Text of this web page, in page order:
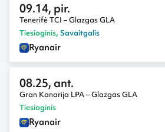
09.14, pir.
Tenerifė TCI – Glazgas GLA
Tiesioginis, Savaitgalis
Ryanair
08.25, ant.
Gran Kanarija LPA – Glazgas GLA
Tiesioginis
Ryanair